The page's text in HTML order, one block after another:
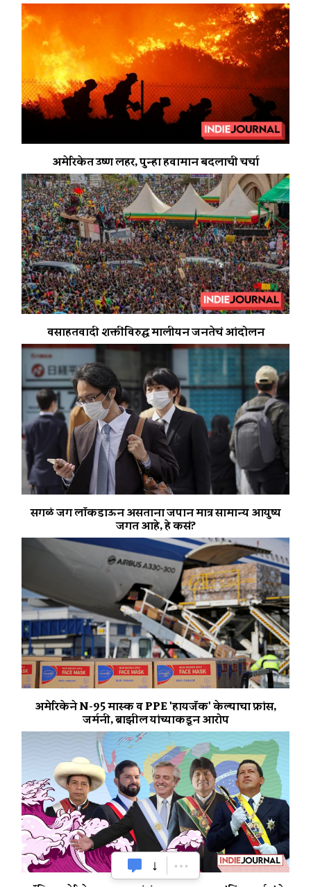
अमेरिकेत उष्ण लहर, पुन्हा हवामान बदलाची चर्चा
वसाहतवादी शक्तींविरुद्ध मालीयन जनतेचं आंदोलन
सगळं जग लॉकडाऊन असताना जपान मात्र सामान्य आयुष्य
जगत आहे, हे कसं?
अमेरिकेने N-95 मास्क व PPE 'हायजॅक' केल्याचा फ्रांस,
जर्मनी, ब्राझील यांच्याकडून आरोप